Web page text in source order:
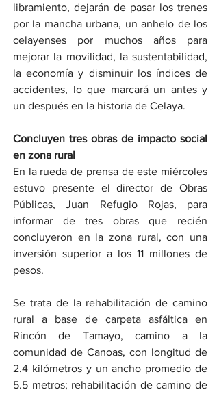
libramiento, dejarán de pasar los trenes
por la mancha urbana, un anhelo de los
celayenses por muchos años para
mejorar la movilidad, la sustentabilidad,
la economía y disminuir los índices de
accidentes, lo que marcará un antes y
un después en la historia de Celaya.
Concluyen tres obras de impacto social
en zona rural
En la rueda de prensa de este miércoles
estuvo presente el director de Obras
Públicas, Juan Refugio Rojas, para
informar de tres obras que recién
concluyeron en la zona rural, con una
inversión superior a los 11 millones de
pesos.
Se trata de la rehabilitación de camino
rural a base de carpeta asfáltica en
Rincón de Tamayo, camino a la
comunidad de Canoas, con longitud de
2.4 kilómetros y un ancho promedio de
5.5 metros; rehabilitación de camino de